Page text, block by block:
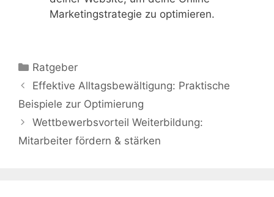
Marketingstrategie zu optimieren.
Kategorien
Ratgeber
Effektive Alltagsbewältigung: Praktische
Beispiele zur Optimierung
Wettbewerbsvorteil Weiterbildung:
Mitarbeiter fördern & stärken